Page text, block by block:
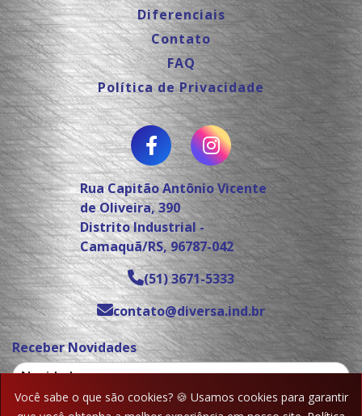
Você sabe o que são cookies? 🍪 Usamos cookies para garantir
Diferenciais
Contato
FAQ
Política de Privacidade
Rua Capitão Antônio Vicente
de Oliveira, 390
Distrito Industrial -
Camaquã/RS, 96787-042
(51) 3671-5333
contato@diversa.ind.br
Receber Novidades